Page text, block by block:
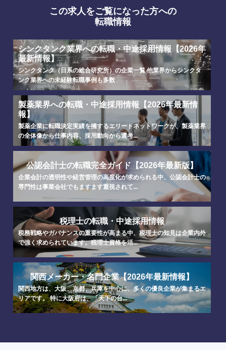
選択する
選択する
選択する
選択する
この求人をご覧になった方への
転職情報
シンクタンク業界への転職・中途採用情報【2026年
最新情報】
シンクタンク（日系の総合研究所）の企業一覧 他業界からシンクタ
ンク業界への未経験転職事例も多数
製薬業界への転職・中途採用情報【2026年最新情
報】
製薬企業に転職決定実績を擁するエリートネットワークが、製薬業界
の全体像から仕事内容、採用動向から選考...
公認会計士の転職完全ガイド【2026年最新版】
企業会計の透明性や経営管理の高度化が求められる中、公認会計士の
専門性は事業会社でもますます重視されて...
税理士の転職・中途採用情報
税務戦略やガバナンスの重要性が高まる中、税理士の知見は企業内外
で強く求められています。税理士資格を活...
関西メーカー・名門企業【2026年最新情報】
関西地方は、大阪、京都、兵庫を中心に、多くの優良企業が集まるエ
リアです。 特に大阪府は、「天下の台...